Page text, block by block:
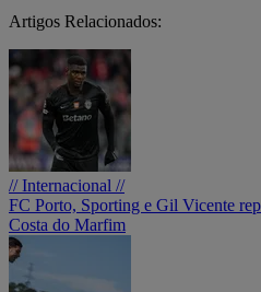
Artigos Relacionados:
// Internacional //
FC Porto, Sporting e Gil Vicente
Costa do Marfim